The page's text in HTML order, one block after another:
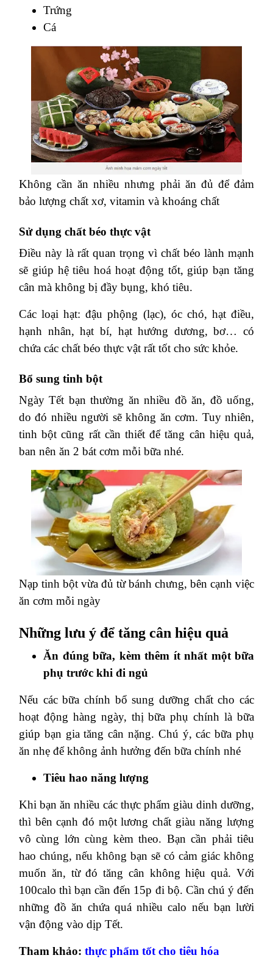
Trứng
Cá
Không cần ăn nhiều nhưng phải ăn đủ để đảm
bảo lượng chất xơ, vitamin và khoáng chất
Sử dụng chất béo thực vật
Điều này là rất quan trọng vì chất béo lành mạnh
sẽ giúp hệ tiêu hoá hoạt động tốt, giúp bạn tăng
cân mà không bị đầy bụng, khó tiêu.
Các loại hạt: đậu phộng (lạc), óc chó, hạt điều,
hạnh nhân, hạt bí, hạt hướng dương, bơ… có
chứa các chất béo thực vật rất tốt cho sức khỏe.
Bổ sung tinh bột
Ngày Tết bạn thường ăn nhiều đồ ăn, đồ uống,
do đó nhiều người sẽ không ăn cơm. Tuy nhiên,
tinh bột cũng rất cần thiết để tăng cân hiệu quả,
ban nên ăn 2 bát cơm mỗi bữa nhé.
Nạp tinh bột vừa đủ từ bánh chưng, bên cạnh việc
ăn cơm mỗi ngày
Những lưu ý để tăng cân hiệu quả
Ăn đúng bữa, kèm thêm ít nhất một bữa
phụ trước khi đi ngủ
Nếu các bữa chính bổ sung dưỡng chất cho các
hoạt động hàng ngày, thị bữa phụ chính là bữa
giúp bạn gia tăng cân nặng. Chú ý, các bữa phụ
ăn nhẹ để không ảnh hưởng đến bữa chính nhé
Tiêu hao năng lượng
Khi bạn ăn nhiều các thực phẩm giàu dinh dưỡng,
thì bên cạnh đó một lương chất giàu năng lượng
vô cùng lớn cùng kèm theo. Bạn cần phải tiêu
hao chúng, nếu không bạn sẽ có cảm giác không
muốn ăn, từ đó tăng cân không hiệu quả. Với
100calo thì bạn cần đến 15p đi bộ. Cần chú ý đến
những đồ ăn chứa quá nhiều calo nếu bạn lười
vận động vào dịp Tết.
Tham khảo: thực phẩm tốt cho tiêu hóa